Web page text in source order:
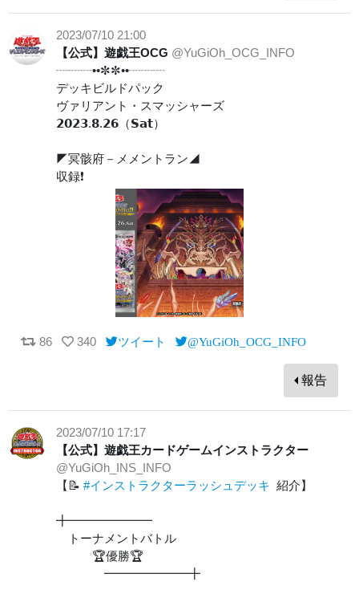
2023/07/10 21:00
【公式】遊戯王OCG @YuGiOh_OCG_INFO
┈┈┈••✼✼••┈┈┈
デッキビルドパック
ヴァリアント・スマッシャーズ
𝟮𝟬𝟮𝟯.𝟴.𝟮𝟲（𝗦𝗮𝘁）
◤冥骸府－メメントラン◢
収録❗️
86 340 ツイート @YuGiOh_OCG_INFO
報告
2023/07/10 17:17
【公式】遊戯王カードゲームインストラクター
@YuGiOh_INS_INFO
【📝 #インストラクターラッシュデッキ 紹介】
╋━━━━━━━
トーナメントバトル
🏆優勝🏆
━━━━━━━╋